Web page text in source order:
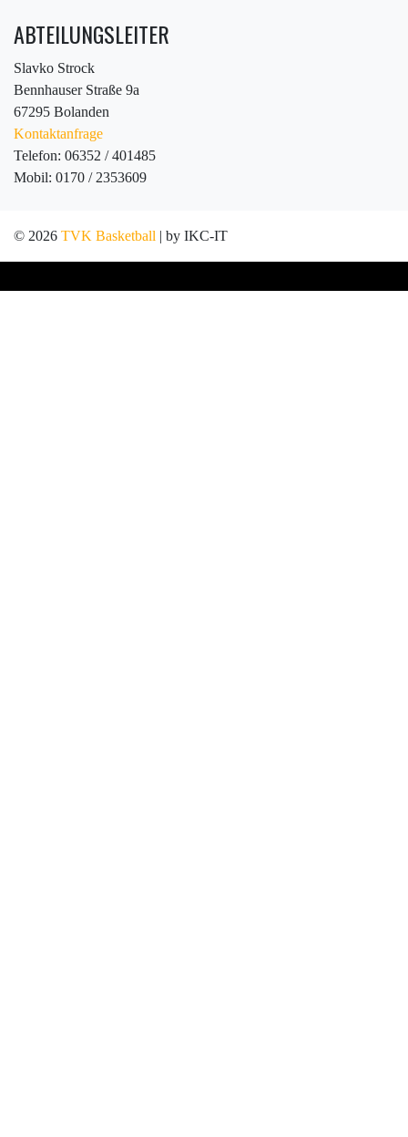
ABTEILUNGSLEITER
Slavko Strock
Bennhauser Straße 9a
67295 Bolanden
Kontaktanfrage
Telefon: 06352 / 401485
Mobil: 0170 / 2353609
© 2026 TVK Basketball | by IKC-IT